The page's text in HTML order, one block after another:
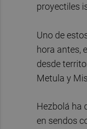
proyectiles
Uno de
hora antes,
desde
Metula y
Hezbolá ha
en sendos